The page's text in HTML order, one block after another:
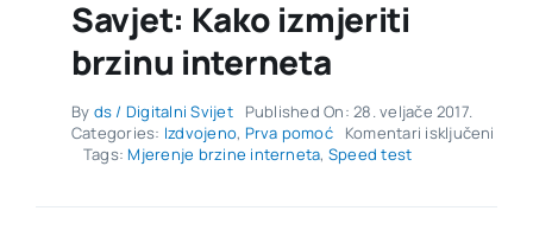
Savjet: Kako izmjeriti
brzinu interneta
By ds / Digitalni Svijet
Published On: 28. veljače 2017.
Categories: Izdvojeno, Prva pomoć Komentari isključeni
Tags:Mjerenje brzine interneta, Speed test